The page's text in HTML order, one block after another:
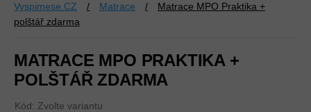
Vyspimese.CZ / Matrace /
Matrace MPO Praktika +
polštář zdarma
MATRACE MPO PRAKTIKA +
POLŠTÁŘ ZDARMA
Kód: Zvolte variantu